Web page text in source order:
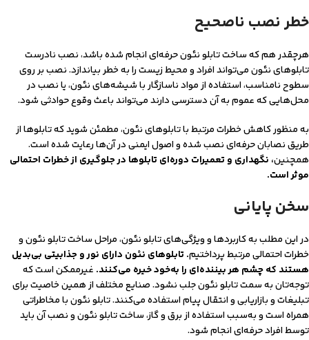
خطر نصب ناصحیح
هرچقدر هم که ساخت تابلو نئون حرفه‌ای انجام شده باشد، نصب نادرست
تابلوهای نئون می‌تواند افراد و محیط زیست را به خطر بیاندازد. نصب بر روی
سطوح نامناسب، استفاده از مواد ناسازگار با شیشه‌های نئون، یا نصب در
محل‌هایی که عموم به آن دسترسی دارند می‌تواند باعث وقوع حوادثی شود.
به منظور کاهش خطرات مرتبط با تابلوهای نئون، مطمئن شوید که تابلوها از
طریق نصابان حرفه‌ای نصب شده و اصول ایمنی در آن‌ها رعایت شده است.
همچنین، نگهداری و تعمیرات دوره‌ای تابلوها در جلوگیری از خطرات احتمالی
موثر است.
سخن پایانی
در این مطلب به کاربردها و ویژگی‌های تابلو نئون، مراحل ساخت تابلو نئون و
خطرات احتمالی مرتبط پرداختیم. تابلوهای نئون دارای نور و جذابیتی بی‌بدیل
هستند که چشم هر بیننده‌ای را به‌خود خیره می‌کنند. غیرممکن است که
توجه‌تان به سمت تابلو نئون جلب نشود. صنایع مختلف از همین خاصیت برای
تبلیغات و بازاریابی و انتقال پیام استفاده می‌کنند. تابلو نئون با مخاطراتی
همراه است و به‌سبب استفاده از برق و گاز، ساخت تابلو نئون و نصب آن باید
توسط افراد حرفه‌ای انجام شود.